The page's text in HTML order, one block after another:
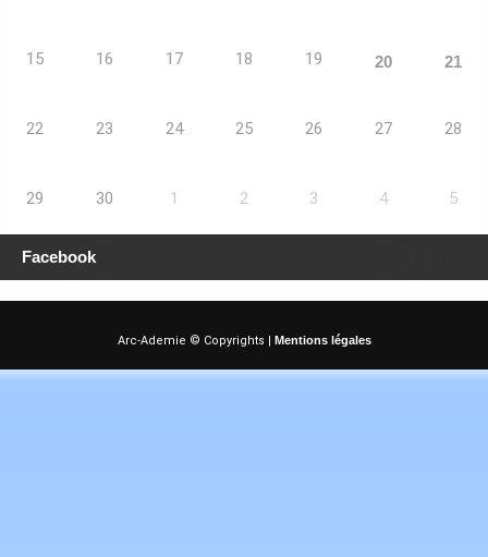
15 16 17 18 19 20 21
22 23 24 25 26 27 28
29 30 1 2 3 4 5
Facebook
Arc-Ademie © Copyrights | Mentions légales